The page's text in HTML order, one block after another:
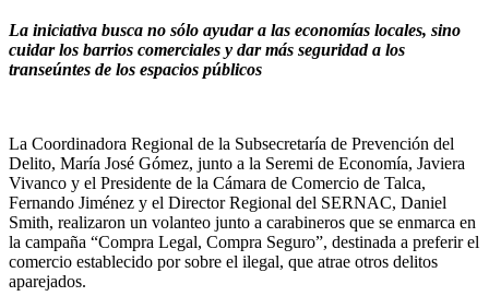
La iniciativa busca no sólo ayudar a las economías locales, sino
cuidar los barrios comerciales y dar más seguridad a los
transeúntes de los espacios públicos
La Coordinadora Regional de la Subsecretaría de Prevención del
Delito, María José Gómez, junto a la Seremi de Economía, Javiera
Vivanco y el Presidente de la Cámara de Comercio de Talca,
Fernando Jiménez y el Director Regional del SERNAC, Daniel
Smith, realizaron un volanteo junto a carabineros que se enmarca en
la campaña “Compra Legal, Compra Seguro”, destinada a preferir el
comercio establecido por sobre el ilegal, que atrae otros delitos
aparejados.